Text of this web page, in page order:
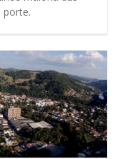
porte.